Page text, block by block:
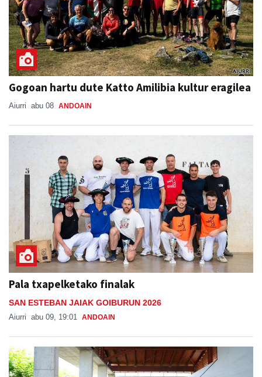
Gogoan hartu dute Katto Amilibia kultur eragilea
Aiurri abu 08 ANDOAIN
Pala txapelketako finalak
SAN ESTEBAN JAIAK GOIBURUN 2026
Aiurri abu 09, 19:01 ANDOAIN